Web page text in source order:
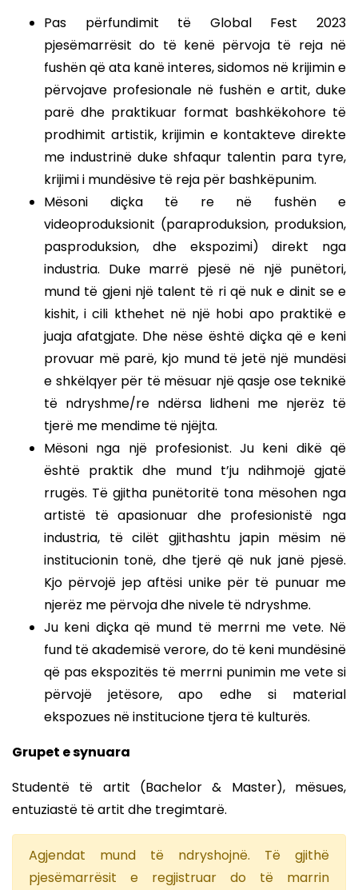
Pas përfundimit të Global Fest 2023
pjesëmarrësit do të kenë përvoja të reja në
fushën që ata kanë interes, sidomos në krijimin e
përvojave profesionale në fushën e artit, duke
parë dhe praktikuar format bashkëkohore të
prodhimit artistik, krijimin e kontakteve direkte
me industrinë duke shfaqur talentin para tyre,
krijimi i mundësive të reja për bashkëpunim.
Mësoni diçka të re në fushën e
videoproduksionit (paraproduksion, produksion,
pasproduksion, dhe ekspozimi) direkt nga
industria. Duke marrë pjesë në një punëtori,
mund të gjeni një talent të ri që nuk e dinit se e
kishit, i cili kthehet në një hobi apo praktikë e
juaja afatgjate. Dhe nëse është diçka që e keni
provuar më parë, kjo mund të jetë një mundësi
e shkëlqyer për të mësuar një qasje ose teknikë
të ndryshme/re ndërsa lidheni me njerëz të
tjerë me mendime të njëjta.
Mësoni nga një profesionist. Ju keni dikë që
është praktik dhe mund t’ju ndihmojë gjatë
rrugës. Të gjitha punëtoritë tona mësohen nga
artistë të apasionuar dhe profesionistë nga
industria, të cilët gjithashtu japin mësim në
institucionin tonë, dhe tjerë që nuk janë pjesë.
Kjo përvojë jep aftësi unike për të punuar me
njerëz me përvoja dhe nivele të ndryshme.
Ju keni diçka që mund të merrni me vete. Në
fund të akademisë verore, do të keni mundësinë
që pas ekspozitës të merrni punimin me vete si
përvojë jetësore, apo edhe si material
ekspozues në institucione tjera të kulturës.
Grupet e synuara
Studentë të artit (Bachelor & Master), mësues,
entuziastë të artit dhe tregimtarë.
Agjendat mund të ndryshojnë. Të gjithë
pjesëmarrësit e regjistruar do të marrin